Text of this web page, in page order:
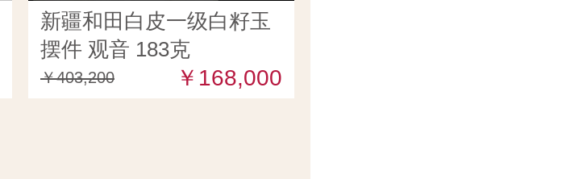
新疆和田白皮一级白籽玉
摆件 观音 183克
￥403,200 ￥168,000